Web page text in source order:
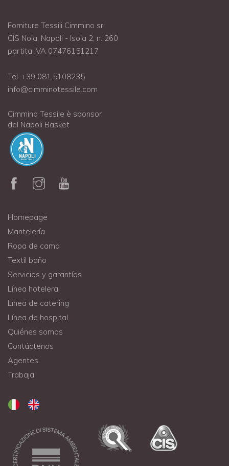
Forniture Tessili Cimmino srl
CIS Nola, Napoli - Isola 2, n. 260
partita IVA 07476151217
Tel. +39 081.5108235
info@cimminotessile.com
Cimmino Tessile è sponsor
del Napoli Basket
Homepage
Mantelería
Ropa de cama
Textil baño
Servicios y garantías
Línea hotelera
Línea de catering
Línea de hospital
Quiénes somos
Contáctenos
Agentes
Trabaja